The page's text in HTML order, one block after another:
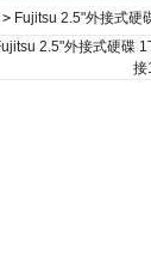
> Fujitsu 2.5"外接式硬